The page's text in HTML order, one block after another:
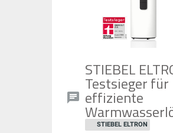
STIEBEL ELTRON
STIEBEL
Testsieger für
effiziente